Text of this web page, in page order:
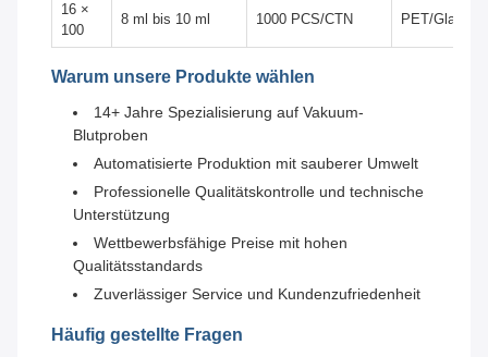
16 ×
100
8 ml bis 10 ml 1000 PCS/CTN PET/Glas
Warum unsere Produkte wählen
14+ Jahre Spezialisierung auf Vakuum-
Blutproben
Automatisierte Produktion mit sauberer Umwelt
Professionelle Qualitätskontrolle und technische
Unterstützung
Wettbewerbsfähige Preise mit hohen
Qualitätsstandards
Zuverlässiger Service und Kundenzufriedenheit
Häufig gestellte Fragen